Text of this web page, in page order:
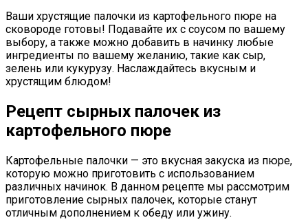
Ваши хрустящие палочки из картофельного пюре на
сковороде готовы! Подавайте их с соусом по вашему
выбору, а также можно добавить в начинку любые
ингредиенты по вашему желанию, такие как сыр,
зелень или кукурузу. Наслаждайтесь вкусным и
хрустящим блюдом!
Рецепт сырных палочек из
картофельного пюре
Картофельные палочки — это вкусная закуска из пюре,
которую можно приготовить с использованием
различных начинок. В данном рецепте мы рассмотрим
приготовление сырных палочек, которые станут
отличным дополнением к обеду или ужину.